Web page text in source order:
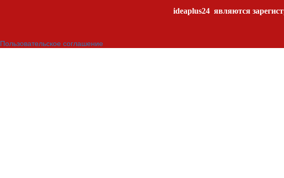
ideaplus24 являются
Пользовательское соглашение